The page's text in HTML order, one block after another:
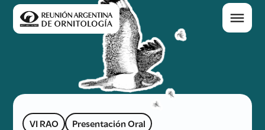
VI RAO Presentación Oral